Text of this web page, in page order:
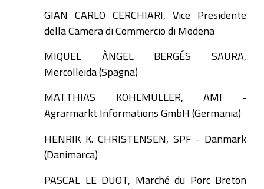
10T10:00:00+02:00
2026-
10T11:00:00+02:00
dicembre
GIAN CARLO CERCHIARI, Vice Presidente
della Camera di Commercio di Modena
MIQUEL ÀNGEL BERGÉS SAURA,
Mercolleida (Spagna)
MATTHIAS KOHLMÜLLER, AMI -
Agrarmarkt Informations GmbH (Germania)
HENRIK K. CHRISTENSEN, SPF - Danmark
(Danimarca)
PASCAL LE DUOT, Marché du Porc Breton